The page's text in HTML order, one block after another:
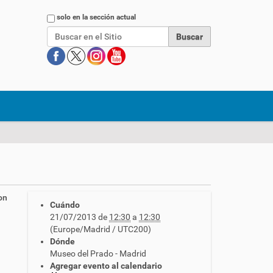
Buscarsolo en la sección actual
Cuándo
21/07/2013 de 12:30 a 12:30
(Europe/Madrid / UTC200)
Dónde
Museo del Prado - Madrid
Agregar evento al calendario